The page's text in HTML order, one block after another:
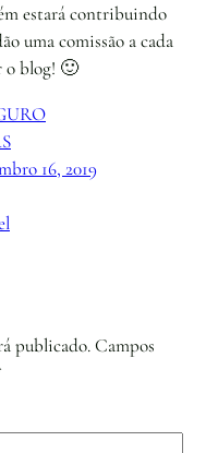
estará contribuindo
uma comissão a cada
o blog! 🙂
16, 2019
publicado.Campos